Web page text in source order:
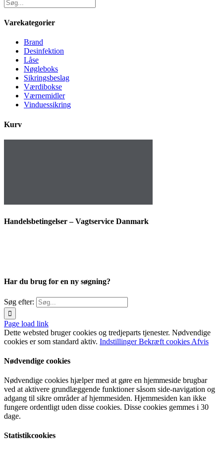
Varekategorier
Brand
Desinfektion
Låse
Nøgleboks
Sikringsbeslag
Værdibokse
Værnemidler
Vinduessikring
Kurv
Handelsbetingelser – Vagtservice Danmark
Har du brug for en ny søgning?
Søg efter:
Page load link
Dette websted bruger cookies og tredjeparts tjenester. Nødvendige
cookies er som standard aktiv. IndstillingerBekræft cookies Afvis
Nødvendige cookies
Nødvendige cookies hjælper med at gøre en hjemmeside brugbar
ved at aktivere grundlæggende funktioner såsom side-navigation og
adgang til sikre områder af hjemmesiden. Hjemmesiden kan ikke
fungere ordentligt uden disse cookies. Disse cookies gemmes i 30
dage.
Statistikcookies